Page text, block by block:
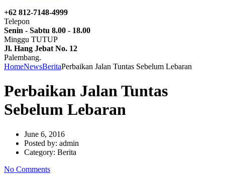
+62 812-7148-4999
Telepon
Senin - Sabtu 8.00 - 18.00
Minggu TUTUP
Jl. Hang Jebat No. 12
Palembang.
HomeNewsBeritaPerbaikan Jalan Tuntas Sebelum Lebaran
Perbaikan Jalan Tuntas
Sebelum Lebaran
June 6, 2016
Posted by: admin
Category: Berita
No Comments